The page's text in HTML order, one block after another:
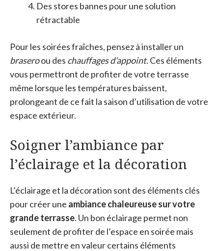
Des stores bannes pour une solution
rétractable
Pour les soirées fraîches, pensez à installer un
braseroou des chauffages d’appoint. Ces éléments
vous permettront de profiter de votre terrasse
même lorsque les températures baissent,
prolongeant de ce fait la saison d’utilisation de votre
espace extérieur.
Soigner l’ambiance par
l’éclairage et la décoration
L’éclairage et la décoration sont des éléments clés
pour créer une ambiance chaleureuse sur votre
grande terrasse. Un bon éclairage permet non
seulement de profiter de l’espace en soirée mais
aussi de mettre en valeur certains éléments